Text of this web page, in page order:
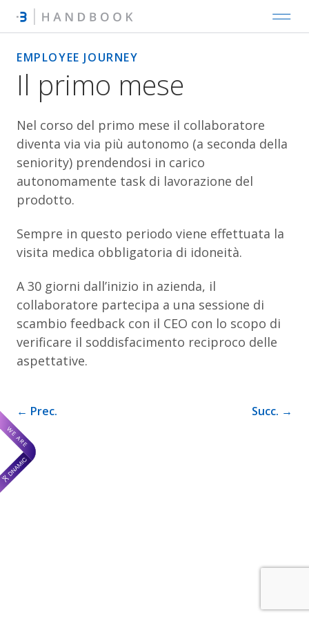
EMPLOYEE JOURNEY
Il primo mese
Nel corso del primo mese il collaboratore
diventa via via più autonomo (a seconda della
seniority) prendendosi in carico
autonomamente task di lavorazione del
prodotto.
Sempre in questo periodo viene effettuata la
visita medica obbligatoria di idoneità.
A 30 giorni dall’inizio in azienda, il
collaboratore partecipa a una sessione di
scambio feedback con il CEO con lo scopo di
verificare il soddisfacimento reciproco delle
aspettative.
← Prec. Succ. →